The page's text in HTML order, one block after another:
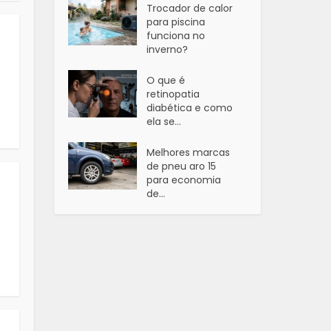
Trocador de calor
para piscina
funciona no
inverno?
O que é
retinopatia
diabética e como
ela se...
Melhores marcas
de pneu aro 15
para economia
de...